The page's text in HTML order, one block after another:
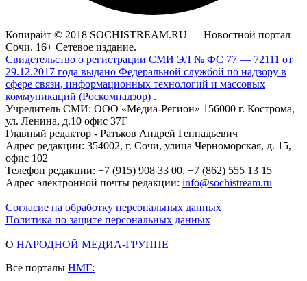
Копирайт © 2018 SOCHISTREAM.RU — Новостной портал
Сочи. 16+ Сетевое издание.
Свидетельство о регистрации СМИ ЭЛ № ФС 77 — 72111 от
29.12.2017 года выдано Федеральной службой по надзору в
сфере связи, информационных технологий и массовых
коммуникаций (Роскомнадзор) .
Учредитель СМИ: ООО «Медиа-Регион» 156000 г. Кострома,
ул. Ленина, д.10 офис 37Г
Главный редактор - Ратьков Андрей Геннадьевич
Адрес редакции: 354002, г. Сочи, улица Черноморская, д. 15,
офис 102
Телефон редакции: +7 (915) 908 33 00, +7 (862) 555 13 15
Адрес электронной почты редакции: info@sochistream.ru
Согласие на обработку персональных данных
Политика по защите персональных данных
О НАРОДНОЙ МЕДИА-ГРУППЕ
Все порталы НМГ: